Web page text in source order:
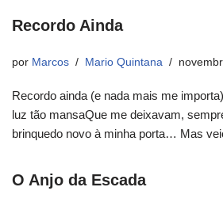
Recordo Ainda
por Marcos Mario Quintana
Recordo ainda (e nada mais me
luz tão mansaQue me deixavam,
brinquedo novo à minha porta… Mas
O Anjo da Escada